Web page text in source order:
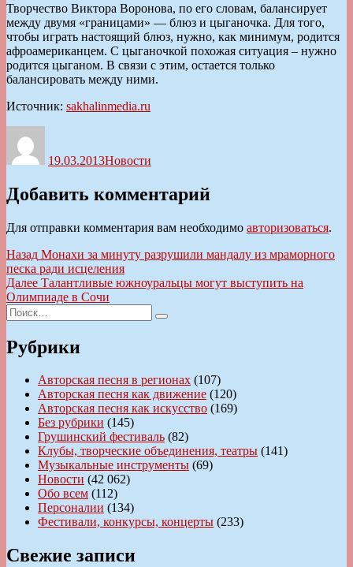
Творчество Виктора Воронова, по его словам, балансирует
между двумя «границами» — блюз и цыганочка. Для того,
чтобы играть настоящий блюз, нужно, как минимум, родится
афроамериканцем. С цыганочкой похожая ситуация – нужно
родится цыганом. В связи с этим, остается только
балансировать между ними.
Источник: sakhalinmedia.ru
19.03.2013Новости
Добавить комментарий
Для отправки комментария вам необходимо авторизоваться.
Навигация
по
записям
Назад Предыдущая
запись:
Монахи за минуту разрушили мандалу из мраморного
песка ради исцеления
Далее Следующая
запись:
Талантливые южноуральцы могут выступить на
Олимпиаде в Сочи
Искать:
Поиск
Рубрики
Авторская песня в регионах (107)
Авторская песня как движение (120)
Авторская песня как искусство (169)
Без рубрики (145)
Грушинский фестиваль (82)
Клубы, творческие объединения, театры (141)
Музыкальные инструменты (69)
Новости (42 062)
Обо всем (112)
Персоналии (134)
Фестивали, конкурсы, концерты (233)
Свежие записи